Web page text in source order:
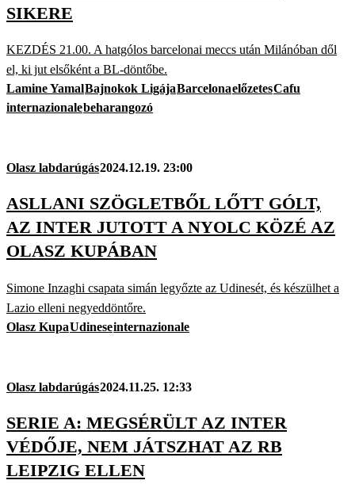
SIKERE
KEZDÉS 21.00. A hatgólos barcelonai meccs után Milánóban dől
el, ki jut elsőként a BL-döntőbe.
Lamine YamalBajnokok LigájaBarcelonaelőzetesCafu
internazionalebeharangozó
Olasz labdarúgás2024.12.19. 23:00
ASLLANI SZÖGLETBŐL LŐTT GÓLT,
AZ INTER JUTOTT A NYOLC KÖZÉ AZ
OLASZ KUPÁBAN
Simone Inzaghi csapata simán legyőzte az Udinesét, és készülhet a
Lazio elleni negyeddöntőre.
Olasz KupaUdineseinternazionale
Olasz labdarúgás2024.11.25. 12:33
SERIE A: MEGSÉRÜLT AZ INTER
VÉDŐJE, NEM JÁTSZHAT AZ RB
LEIPZIG ELLEN